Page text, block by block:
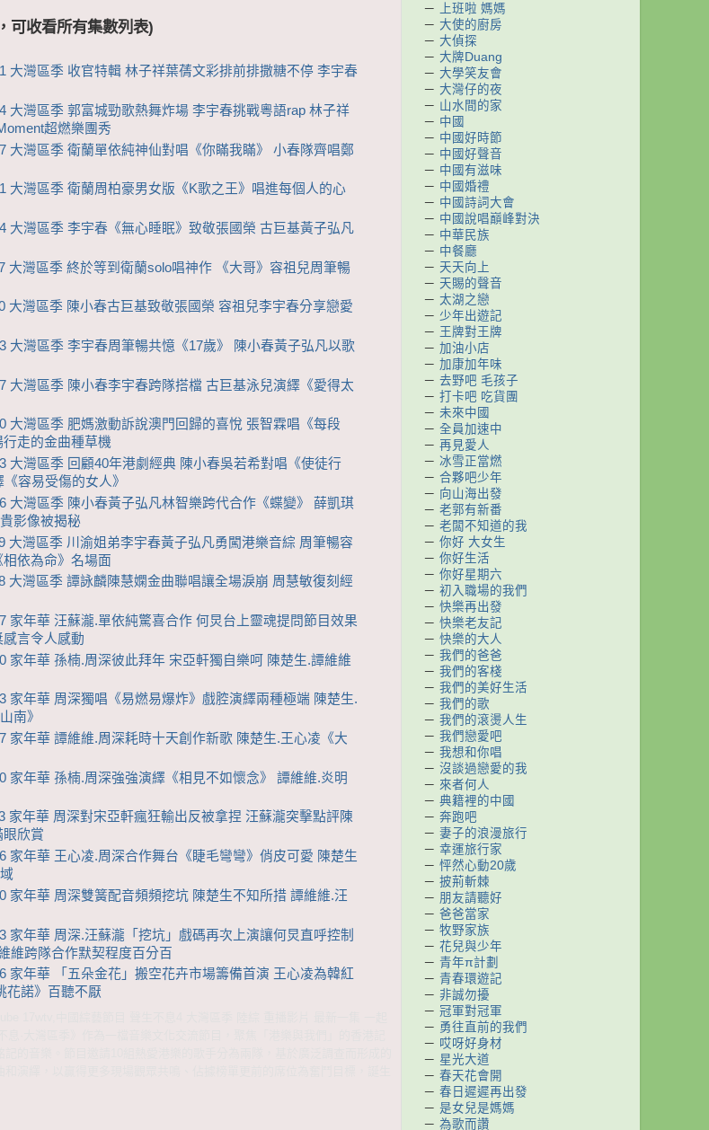
可收看所有集數列表)
大灣區季 收官特輯 林子祥葉蒨文彩排前排撒糖不停 李宇春
大灣區季 郭富城勁歌熱舞炸場 李宇春挑戰粵語rap 林子祥
超燃樂團秀
大灣區季 衛蘭單依純神仙對唱《你瞞我瞞》 小春隊齊唱鄭
大灣區季 衛蘭周柏豪男女版《K歌之王》唱進每個人的心
大灣區季 李宇春《無心睡眠》致敬張國榮 古巨基黃子弘凡
大灣區季 終於等到衛蘭solo唱神作 《大哥》容祖兒周筆暢
大灣區季 陳小春古巨基致敬張國榮 容祖兒李宇春分享戀愛
大灣區季 李宇春周筆暢共憶《17歲》 陳小春黃子弘凡以歌
大灣區季 陳小春李宇春跨隊搭檔 古巨基泳兒演繹《愛得太
大灣區季 肥媽激動訴說澳門回歸的喜悅 張智霖唱《每段
走的金曲種草機
大灣區季 回顧40年港劇經典 陳小春吳若希對唱《使徒行
容易受傷的女人》
大灣區季 陳小春黃子弘凡林智樂跨代合作《蝶變》 薛凱琪
影像被揭秘
大灣區季 川渝姐弟李宇春黃子弘凡勇闖港樂音綜 周筆暢容
依為命》名場面
大灣區季 譚詠麟陳慧嫻金曲聯唱讓全場淚崩 周慧敏復刻經
家年華 汪蘇瀧.單依純驚喜合作 何炅台上靈魂提問節目效果
言令人感動
家年華 孫楠.周深彼此拜年 宋亞軒獨自樂呵 陳楚生.譚維維
家年華 周深獨唱《易燃易爆炸》戲腔演繹兩種極端 陳楚生.
南》
家年華 譚維維.周深耗時十天創作新歌 陳楚生.王心凌《大
家年華 孫楠.周深強強演繹《相見不如懷念》 譚維維.炎明
家年華 周深對宋亞軒瘋狂輸出反被拿捏 汪蘇瀧突擊點評陳
眼欣賞
家年華 王心凌.周深合作舞台《睫毛彎彎》俏皮可愛 陳楚生
家年華 周深雙簧配音頻頻挖坑 陳楚生不知所措 譚維維.汪
家年華 周深.汪蘇瀧「挖坑」戲碼再次上演讓何炅直呼控制
維跨隊合作默契程度百分百
家年華 「五朵金花」搬空花卉市場籌備首演 王心凌為韓紅
花諾》百聽不厭
－
上班啦 媽媽
－ 大使的廚房
－ 大偵探
－ 大牌Duang
－ 大學笑友會
－ 大灣仔的夜
－ 山水間的家
－ 中國
－ 中國好時節
－ 中國好聲音
－ 中國有滋味
－ 中國婚禮
－ 中國詩詞大會
－ 中國說唱巔峰對決
－ 中華民族
－ 中餐廳
－ 天天向上
－ 天賜的聲音
－ 太湖之戀
－ 少年出遊記
－ 王牌對王牌
－ 加油小店
－ 加康加年味
－ 去野吧 毛孩子
－ 打卡吧 吃貨團
－ 未來中國
－ 全員加速中
－ 再見愛人
－ 冰雪正當燃
－ 合夥吧少年
－ 向山海出發
－ 老郭有新番
－ 老闆不知道的我
－ 你好 大女生
－ 你好生活
－ 你好星期六
－ 初入職場的我們
－ 快樂再出發
－ 快樂老友記
－ 快樂的大人
－ 我們的爸爸
－ 我們的客棧
－ 我們的美好生活
－ 我們的歌
－ 我們的滾燙人生
－ 我們戀愛吧
－ 我想和你唱
－ 沒談過戀愛的我
－ 來者何人
－ 典籍裡的中國
－ 奔跑吧
－ 妻子的浪漫旅行
－ 幸運旅行家
－ 怦然心動20歲
－ 披荊斬棘
－ 朋友請聽好
－ 爸爸當家
－ 牧野家族
－ 花兒與少年
－ 青年π計劃
－ 青春環遊記
－ 非誠勿擾
－ 冠軍對冠軍
－ 勇往直前的我們
－ 哎呀好身材
－ 星光大道
－ 春天花會開
－ 春日遲遲再出發
－ 是女兒是媽媽
－ 為歌而讚